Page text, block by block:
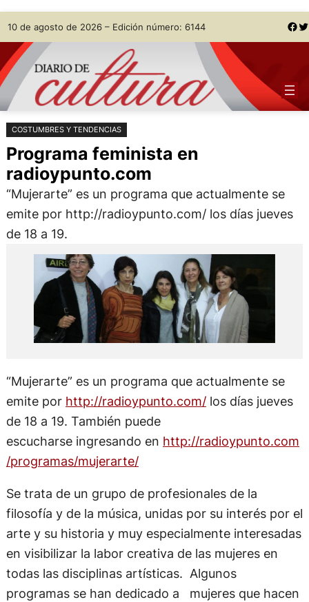
Saltar
al
contenido
Skip
to
content
10 de agosto de 2026 – Edición número: 6144 Facebook Twitter
COSTUMBRES Y TENDENCIAS
Programa feminista en
radioypunto.com
“Mujerarte” es un programa que actualmente se
emite por http://radioypunto.com/ los días jueves
de 18 a 19.
“Mujerarte” es un programa que actualmente se
emite por http://radioypunto.com/los días jueves
de 18 a 19. También puede
escucharse ingresando en http://radioypunto.com
/programas/mujerarte/
Se trata de un grupo de profesionales de la
filosofía y de la música, unidas por su interés por el
arte y su historia y muy especialmente interesadas
en visibilizar la labor creativa de las mujeres en
todas las disciplinas artísticas. Algunos
programas se han dedicado a mujeres que hacen